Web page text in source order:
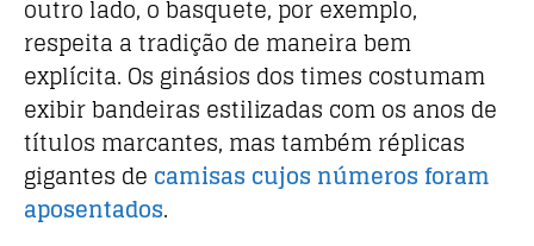
outro lado, o basquete, por exemplo,
respeita a tradição de maneira bem
explícita. Os ginásios dos times costumam
exibir bandeiras estilizadas com os anos de
títulos marcantes, mas também réplicas
gigantes de camisas cujos números foram
aposentados.